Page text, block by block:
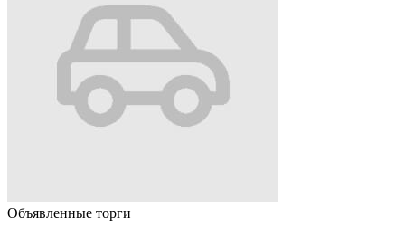
Объявленные торги